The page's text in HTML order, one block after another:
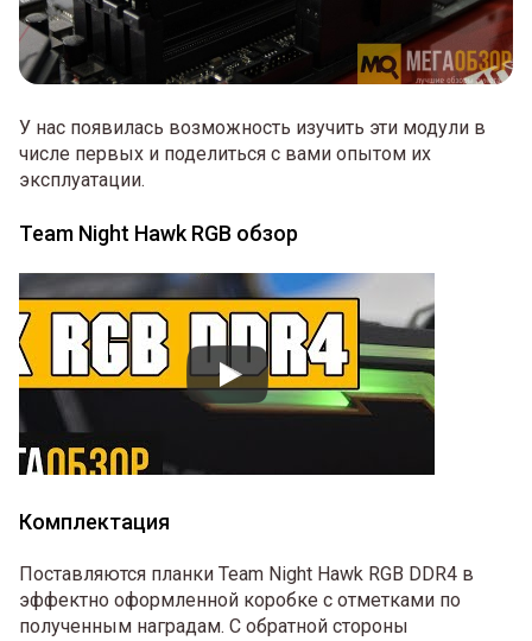
У нас появилась возможность изучить эти модули в
числе первых и поделиться с вами опытом их
эксплуатации.
Team Night Hawk RGB обзор
Комплектация
Поставляются планки Team Night Hawk RGB DDR4 в
эффектно оформленной коробке с отметками по
полученным наградам. С обратной стороны